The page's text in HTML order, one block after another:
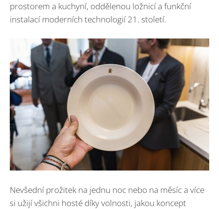
prostorem a kuchyní, oddělenou ložnicí a funkční
instalací moderních technologií 21. století.
Nevšední prožitek na jednu noc nebo na měsíc a více
si užijí všichni hosté díky volnosti, jakou koncept